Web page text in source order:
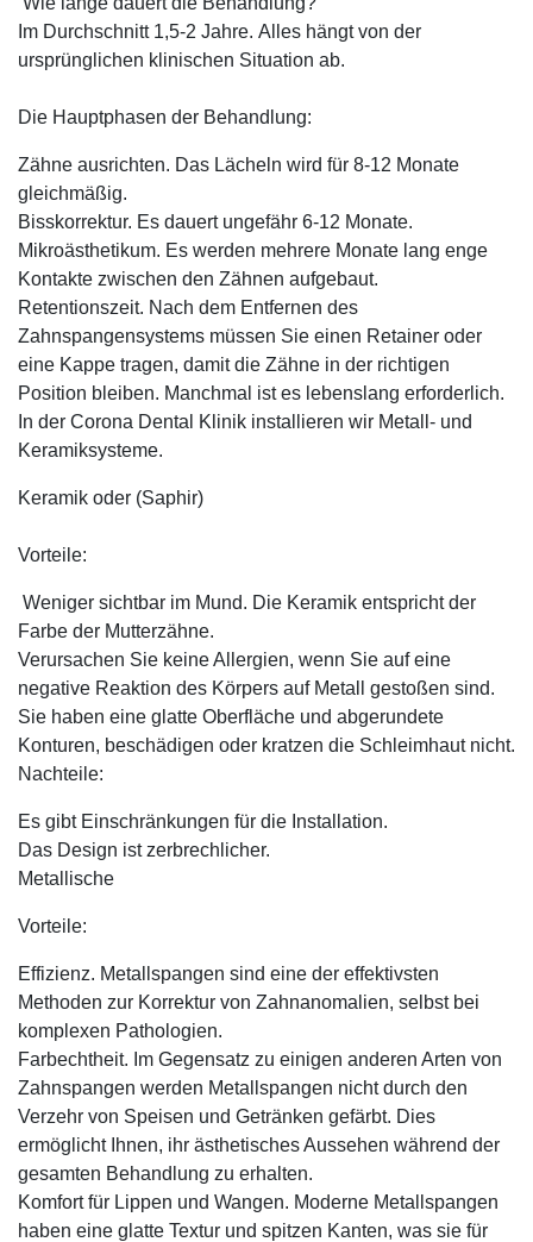
Im Durchschnitt 1,5-2 Jahre. Alles hängt von der
ursprünglichen klinischen Situation ab.
Die Hauptphasen der Behandlung:
Zähne ausrichten. Das Lächeln wird für 8-12 Monate
gleichmäßig.
Bisskorrektur. Es dauert ungefähr 6-12 Monate.
Mikroästhetikum. Es werden mehrere Monate lang enge
Kontakte zwischen den Zähnen aufgebaut.
Retentionszeit. Nach dem Entfernen des
Zahnspangensystems müssen Sie einen Retainer oder
eine Kappe tragen, damit die Zähne in der richtigen
Position bleiben. Manchmal ist es lebenslang erforderlich.
In der Corona Dental Klinik installieren wir Metall- und
Keramiksysteme.
Keramik oder (Saphir)
Vorteile:
Weniger sichtbar im Mund. Die Keramik entspricht der
Farbe der Mutterzähne.
Verursachen Sie keine Allergien, wenn Sie auf eine
negative Reaktion des Körpers auf Metall gestoßen sind.
Sie haben eine glatte Oberfläche und abgerundete
Konturen, beschädigen oder kratzen die Schleimhaut nicht.
Nachteile:
Es gibt Einschränkungen für die Installation.
Das Design ist zerbrechlicher.
Metallische
Vorteile:
Effizienz. Metallspangen sind eine der effektivsten
Methoden zur Korrektur von Zahnanomalien, selbst bei
komplexen Pathologien.
Farbechtheit. Im Gegensatz zu einigen anderen Arten von
Zahnspangen werden Metallspangen nicht durch den
Verzehr von Speisen und Getränken gefärbt. Dies
ermöglicht Ihnen, ihr ästhetisches Aussehen während der
gesamten Behandlung zu erhalten.
Komfort für Lippen und Wangen. Moderne Metallspangen
haben eine glatte Textur und spitzen Kanten, was sie für